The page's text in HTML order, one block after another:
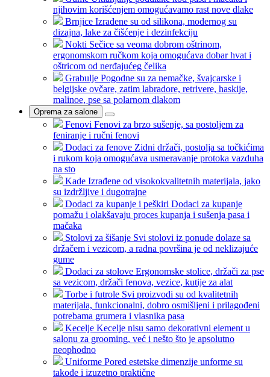
njihovim korišćenjem omogućavamo rast nove dlake
Brnjice Izrađene su od silikona, modernog su
dizajna, lake za čišćenje i dezinfekciju
Nokti Sečice sa veoma dobrom oštrinom,
ergonomskom ručkom koja omogućava dobar hvat i
oštricom od nerđajućeg čelika
Grabulje Pogodne su za nemačke, švajcarske i
belgijske ovčare, zatim labradore, retrivere, haskije,
malinoe, pse sa polarnom dlakom
Oprema za salone
Fenovi Fenovi za brzo sušenje, sa postoljem za
feniranje i ručni fenovi
Dodaci za fenove Zidni držači, postolja sa točkićima
i rukom koja omogućava usmeravanje protoka vazduha
na sto
Kade Izrađene od visokokvalitetnih materijala, jako
su izdržljive i dugotrajne
Dodaci za kupanje i peškiri Dodaci za kupanje
pomažu i olakšavaju proces kupanja i sušenja pasa i
mačaka
Stolovi za šišanje Svi stolovi iz ponude dolaze sa
držačem i vezicom, a radna površina je od neklizajuće
gume
Dodaci za stolove Ergonomske stolice, držači za pse
sa vezicom, držači fenova, vezice, kutije za alat
Torbe i futrole Svi proizvodi su od kvalitetnih
materijala, funkcionalni, dobro osmišljeni i prilagođeni
potrebama grumera i vlasnika pasa
Kecelje Kecelje nisu samo dekorativni element u
salonu za grooming, već i nešto što je apsolutno
neophodno
Uniforme Pored estetske dimenzije unforme su
takođe i izuzetno praktične